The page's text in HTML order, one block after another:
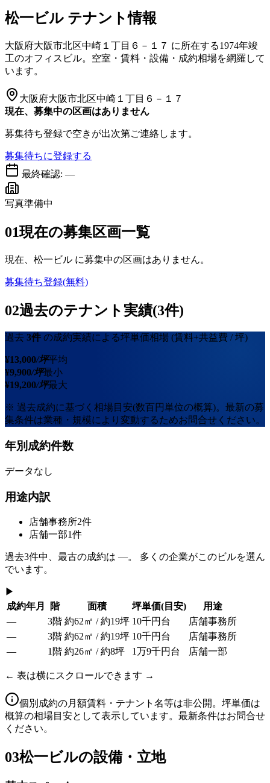
松一ビル テナント情報
大阪府大阪市北区中崎１丁目６－１７ に所在する1974年竣
工のオフィスビル。空室・賃料・設備・成約相場を網羅して
います。
大阪府大阪市北区中崎１丁目６－１７
現在、募集中の区画はありません
募集待ち登録で空きが出次第ご連絡します。
募集待ちに登録する
最終確認: —
写真準備中
01現在の募集区画一覧
現在、 松一ビル に募集中の区画はありません。
募集待ち登録(無料)
02過去のテナント実績(3件)
過去 3件 の成約実績による坪単価相場 (賃料+共益費 / 坪)
¥13,000/坪平均
¥9,900/坪最小
¥19,200/坪最大
※ 過去成約に基づく相場目安(数百円単位の概算)。最新の募
集条件は業種・規模により変動するためお問合せください。
年別成約件数
データなし
用途内訳
店舗事務所2件
店舗一部1件
過去3件中、最古の成約は —。 多くの企業がこのビルを選ん
でいます。
▶
成約年月
階 面積 坪単価(目安)
用途
—
3階 約62㎡ / 約19坪 10千円台
店舗事務所
—
3階 約62㎡ / 約19坪 10千円台
店舗事務所
—
1階 約26㎡ / 約8坪 1万9千円台 店舗一部
← 表は横にスクロールできます →
個別成約の月額賃料・テナント名等は非公開。坪単価は
概算の相場目安として表示しています。最新条件はお問合せ
ください。
03松一ビルの設備・立地